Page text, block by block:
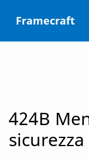
Framecraft
424B